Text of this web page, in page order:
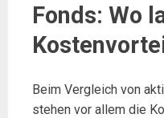
Fonds: Wo
Beim Vergleich von
stehen vor allem die